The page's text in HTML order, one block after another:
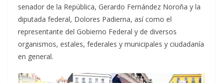
senador de la República, Gerardo Fernández Noroña y la
diputada federal, Dolores Padierna, así como el
representante del Gobierno Federal y de diversos
organismos, estales, federales y municipales y ciudadanía
en general.